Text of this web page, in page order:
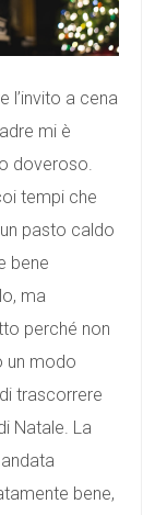
l’invito a cena
mi è
doveroso.
tempi che
pasto caldo
bene
ma
perché non
un modo
trascorrere
Natale. La
bene,